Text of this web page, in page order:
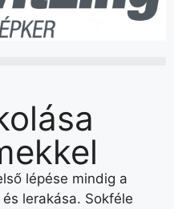
lépése mindig a
lerakása. Sokféle